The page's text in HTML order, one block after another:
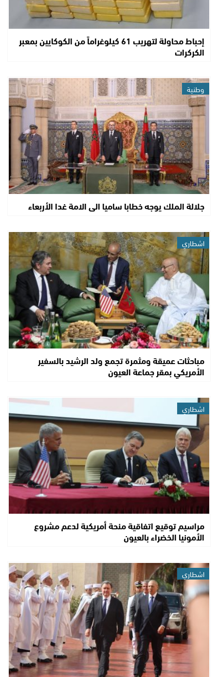
إحباط محاولة لتهريب 61 كيلوغراماً من الكوكايين بمعبر
الكركرات
وطنية
جلالة الملك يوجه خطابا ساميا الى الامة غدا الأربعاء
اشطاري
مباحثات عميقة ومثمرة تجمع ولد الرشيد بالسفير
الأمريكي بمقر جماعة العيون
اشطاري
مراسيم توقيع اتفاقية منحة أمريكية لدعم مشروع
الأمونيا الخضراء بالعيون
اشطاري